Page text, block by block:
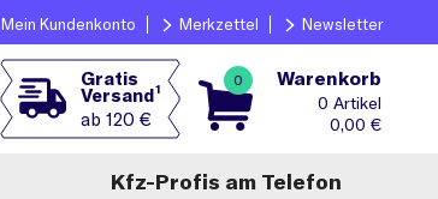
Mein Kundenkonto Merkzettel Newsletter
Gratis
Versand1
ab 120 €
0 Warenkorb
0
0,00 €
Kfz-Profis am Telefon